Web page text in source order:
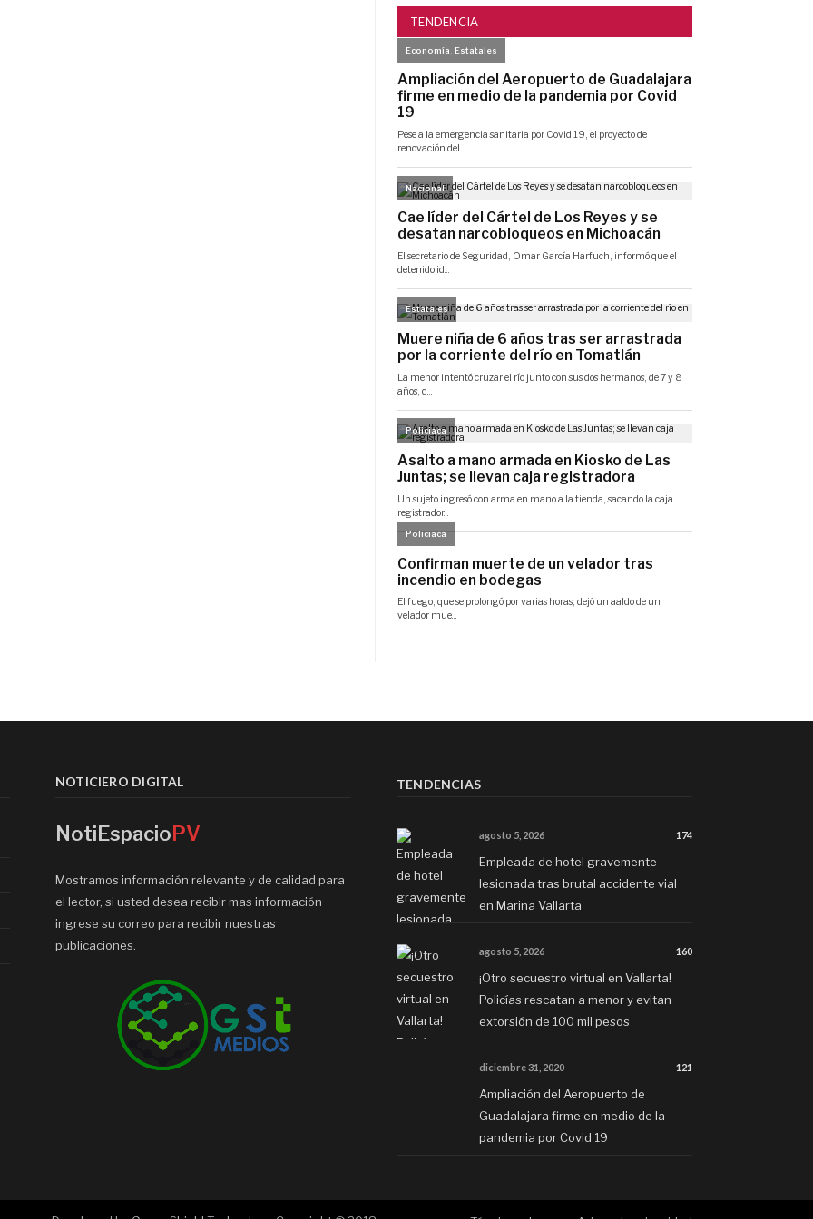
TENDENCIA
NOTICIERO DIGITAL
NotiEspacioPV
Mostramos información relevante y de calidad para
el lector, si usted desea recibir mas información
ingrese su correo para recibir nuestras
publicaciones.
TENDENCIAS
agosto 5, 2026 174
Empleada de hotel gravemente
lesionada tras brutal accidente vial
en Marina Vallarta
agosto 5, 2026 160
¡Otro secuestro virtual en Vallarta!
Policías rescatan a menor y evitan
extorsión de 100 mil pesos
diciembre 31, 2020 121
Ampliación del Aeropuerto de
Guadalajara firme en medio de la
pandemia por Covid 19